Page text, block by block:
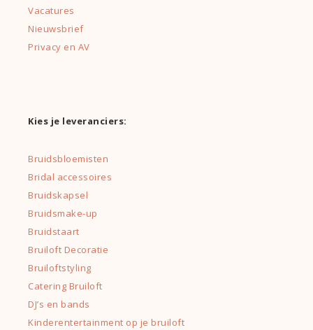
Vacatures
Nieuwsbrief
Privacy en AV
Kies je leveranciers:
Bruidsbloemisten
Bridal accessoires
Bruidskapsel
Bruidsmake-up
Bruidstaart
Bruiloft Decoratie
Bruiloftstyling
Catering Bruiloft
DJ’s en bands
Kinderentertainment op je bruiloft